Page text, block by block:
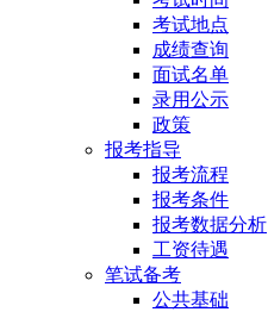
考试地点
成绩查询
面试名单
录用公示
政策
报考指导
报考流程
报考条件
报考数据分析
工资待遇
笔试备考
公共基础